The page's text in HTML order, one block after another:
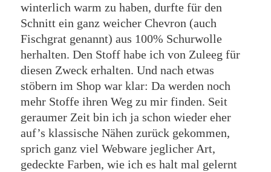
winterlich warm zu haben, durfte für den
Schnitt ein ganz weicher Chevron (auch
Fischgrat genannt) aus 100% Schurwolle
herhalten. Den Stoff habe ich von Zuleeg für
diesen Zweck erhalten. Und nach etwas
stöbern im Shop war klar: Da werden noch
mehr Stoffe ihren Weg zu mir finden. Seit
geraumer Zeit bin ich ja schon wieder eher
auf’s klassische Nähen zurück gekommen,
sprich ganz viel Webware jeglicher Art,
gedeckte Farben, wie ich es halt mal gelernt